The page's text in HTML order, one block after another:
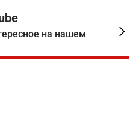
на нашем